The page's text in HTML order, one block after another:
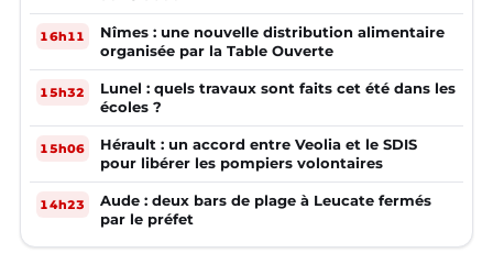
16h11
Nîmes : une nouvelle distribution alimentaire
organisée par la Table Ouverte
15h32
Lunel : quels travaux sont faits cet été dans les
écoles ?
15h06
Hérault : un accord entre Veolia et le SDIS
pour libérer les pompiers volontaires
14h23
Aude : deux bars de plage à Leucate fermés
par le préfet